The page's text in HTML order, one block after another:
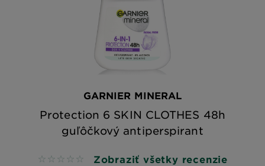
GARNIER MINERAL
Protection 6 SKIN CLOTHES 48h
guľôčkový antiperspirant
No reviews Zobraziť všetky recenzie